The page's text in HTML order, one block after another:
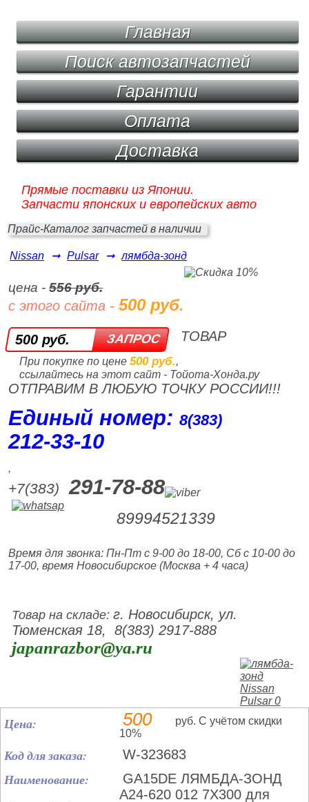
Главная
Поиск автозапчастей
Гарантии
Оплата
Доставка
Прямые поставки из Японии.
Запчасти японских и европейских авто
Прайс-Каталог запчастей в наличии
Nissan ➞ Pulsar ➞ лямбда-зонд
цена -556 руб.
с этого сайта -500 руб.
500 руб.
При покупке по цене 500 руб.,
ссылайтесь на этот сайт - Тойота-Хонда.ру
ТОВАР
ОТПРАВИМ В ЛЮБУЮ ТОЧКУ РОССИИ!!!
Единый номер:8(383)
212‑33‑10
,
+7(383) 291-78-88
89994521339
Время для звонка: Пн-Пт с 9-00 до 18-00, Сб с 10-00 до
17-00, время Новосибирское (Москва + 4 часа)
Товар на складе:г. Новосибирск, ул.
Тюменская 18, 8(383) 2917-888
japanrazbor@ya.ru
Цена: 500
руб. С учётом скидки
10%
Код для заказа: W-323683
Наименование:
GA15DE ЛЯМБДА-ЗОНД
A24-620 012 7X300 для